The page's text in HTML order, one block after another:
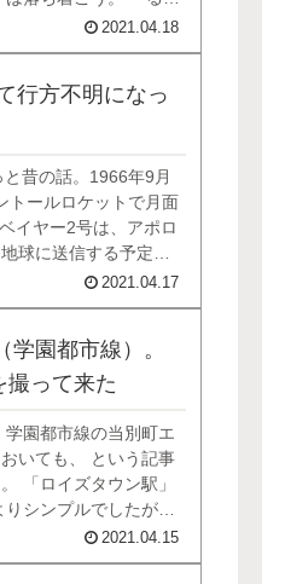
「見る・食べる・遊
2021.04.18
行方不明になっ
昔の話。1966年9月
トールロケットで月面
イヤー2号は、アポロ
球に送信する予定で
トールと分離した後に
2021.04.17
園都市線）。
撮って来た
園都市線の当別町エ
いても、 という記事
「ロイズタウン駅」
シンプルでしたが。
ール庭園」に次ぐ２
2021.04.15